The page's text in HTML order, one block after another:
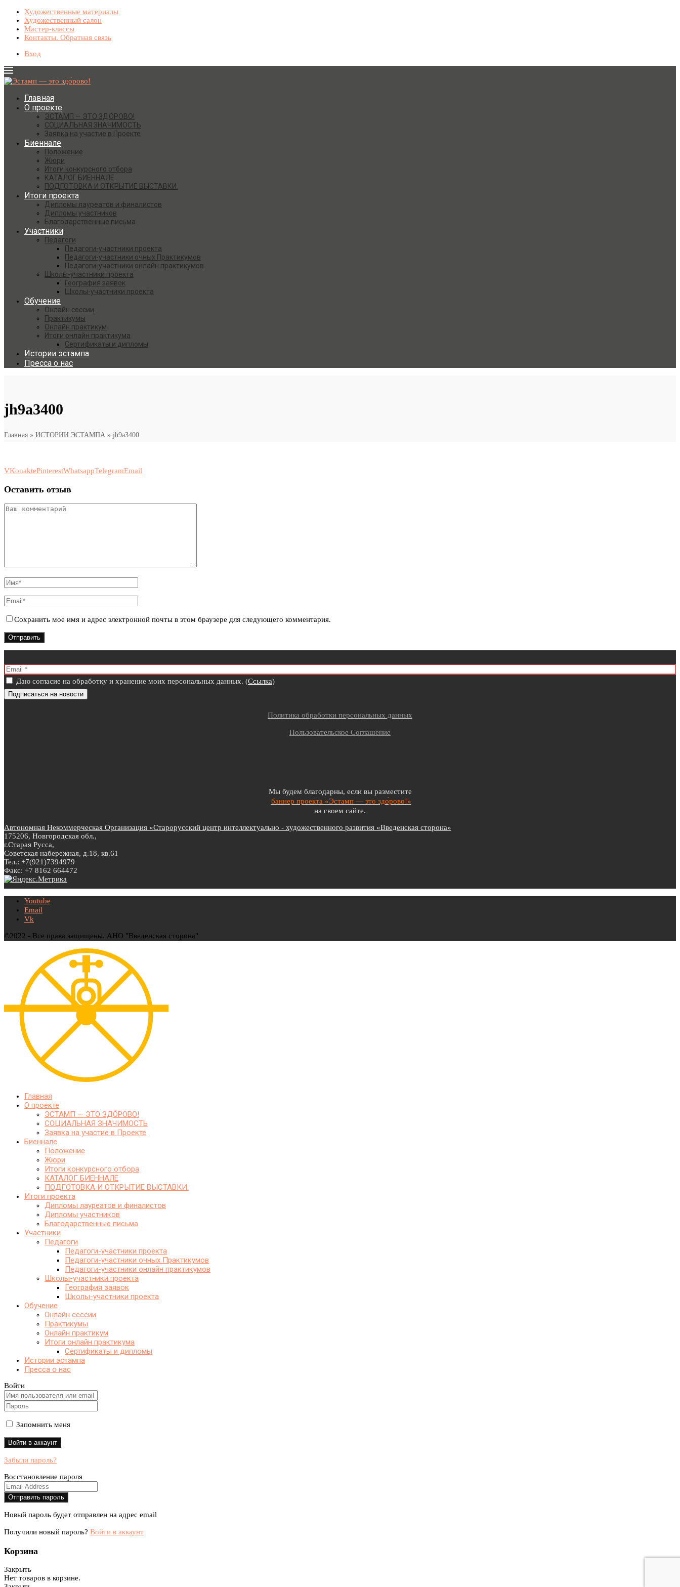
Художественные материалы
Художественный салон
Мастер-классы
Контакты. Обратная связь
Вход
Главная
О проекте
ЭСТАМП — ЭТО ЗДО́РОВО!
СОЦИАЛЬНАЯ ЗНАЧИМОСТЬ
Заявка на участие в Проекте
Биеннале
Положение
Жюри
Итоги конкурсного отбора
КАТАЛОГ БИЕННАЛЕ
ПОДГОТОВКА И ОТКРЫТИЕ ВЫСТАВКИ.
Итоги проекта
Дипломы лауреатов и финалистов
Дипломы участников
Благодарственные письма
Участники
Педагоги
Педагоги-участники проекта
Педагоги-участники очных Практикумов
Педагоги-участники онлайн практикумов
Школы-участники проекта
География заявок
Школы-участники проекта
Обучение
Онлайн сессии
Практикумы
Онлайн практикум
Итоги онлайн практикума
Сертификаты и дипломы
Истории эстампа
Пресса о нас
jh9a3400
Главная » ИСТОРИИ ЭСТАМПА » jh9a3400
VKonaktePinterestWhatsappTelegramEmail
Оставить отзыв
Сохранить мое имя и адрес электронной почты в этом браузере для следующего комментария.
Даю согласие на обработку и хранение моих персональных данных. (Ссылка)
Политика обработки персональных данных
Пользовательское Соглашение
Мы будем благодарны, если вы разместите
баннер проекта «Эстамп — это здо́рово!»
на своем сайте.
Автономная Некоммерческая Организация «Старорусский центр интеллектуально - художественного развития «Введенская сторона»
175206, Новгородская обл.,
г.Старая Русса,
Советская набережная, д.18, кв.61
Тел.: +7(921)7394979
Факс: +7 8162 664472
Youtube
Email
Vk
©2022 - Все права защищены. АНО "Введенская сторона"
Главная
О проекте
ЭСТАМП — ЭТО ЗДО́РОВО!
СОЦИАЛЬНАЯ ЗНАЧИМОСТЬ
Заявка на участие в Проекте
Биеннале
Положение
Жюри
Итоги конкурсного отбора
КАТАЛОГ БИЕННАЛЕ
ПОДГОТОВКА И ОТКРЫТИЕ ВЫСТАВКИ.
Итоги проекта
Дипломы лауреатов и финалистов
Дипломы участников
Благодарственные письма
Участники
Педагоги
Педагоги-участники проекта
Педагоги-участники очных Практикумов
Педагоги-участники онлайн практикумов
Школы-участники проекта
География заявок
Школы-участники проекта
Обучение
Онлайн сессии
Практикумы
Онлайн практикум
Итоги онлайн практикума
Сертификаты и дипломы
Истории эстампа
Пресса о нас
Войти
Запомнить меня
Забыли пароль?
Восстановление пароля
Новый пароль будет отправлен на адрес email
Получили новый пароль? Войти в аккаунт
Корзина
Закрыть
Нет товаров в корзине.